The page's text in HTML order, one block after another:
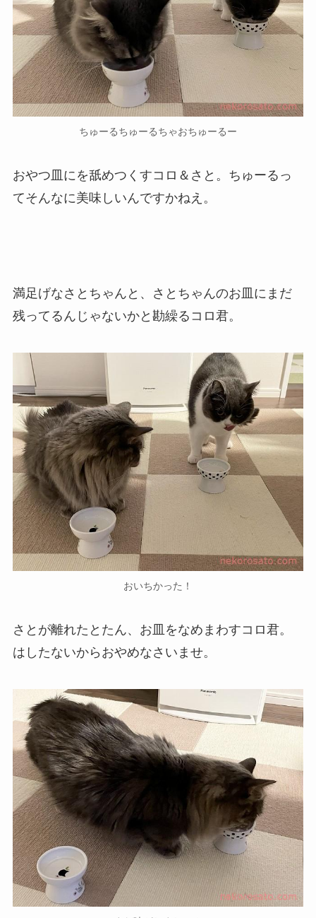
ちゅーるちゅーるちゃおちゅーるー
おやつ皿にを舐めつくすコロ＆さと。ちゅーるっ
てそんなに美味しいんですかねえ。
満足げなさとちゃんと、さとちゃんのお皿にまだ
残ってるんじゃないかと勘繰るコロ君。
おいちかった！
さとが離れたとたん、お皿をなめまわすコロ君。
はしたないからおやめなさいませ。